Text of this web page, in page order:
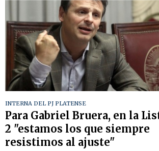
INTERNA DEL PJ PLATENSE
Para Gabriel Bruera, en la
2 "estamos los que siempre
resistimos al ajuste"